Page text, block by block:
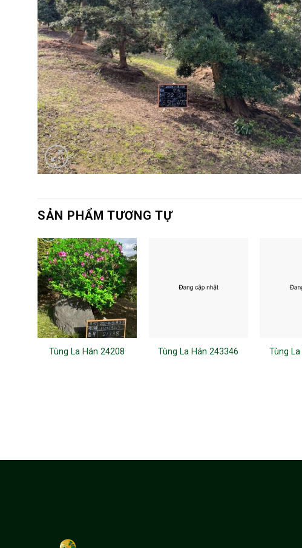
SẢN PHẨM TƯƠNG TỰ
Tùng La Hán 24208 Tùng La Hán 243346 Tùng